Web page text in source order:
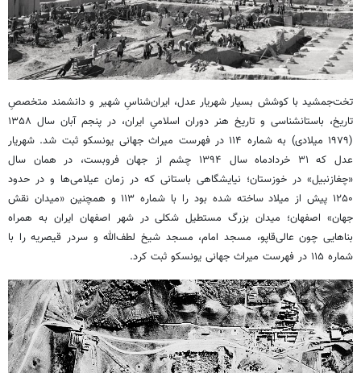
تخت‌جمشید با کوشش بسیار شهریار عدل، ایران‌شناسِ شهیر و دانشمند متخصصِ
تاریخ، باستانشناسی و تاریخ هنر دوران اسلامیِ ایران، در پنجم آبان سال ۱۳۵۸
(۱۹۷۹ میلادی) به شماره ۱۱۴ در فهرست میراث جهانی یونسکو ثبت شد. شهریار
عدل که ۳۱ خردادماه سال ۱۳۹۴ چشم از جهان فروبست، در همان سال
«چغازنبیل» در خوزستان؛ نیایشگاهی باستانی‌ که در زمان عیلامی‌ها و در حدود
۱۲۵۰ پیش از میلاد ساخته شده‌ بود را با شماره ۱۱۳ و همچنین «میدان نقش
جهان» اصفهان؛ میدان بزرگ مستطیل شکلی در شهر اصفهان ایران به همراه
بناهایی چون عالی‌قاپو، مسجد امام، مسجد شیخ لطف‌الله و سردر قیصریه را با
شماره ۱۱۵ در فهرست میراث جهانی یونسکو ثبت کرد.